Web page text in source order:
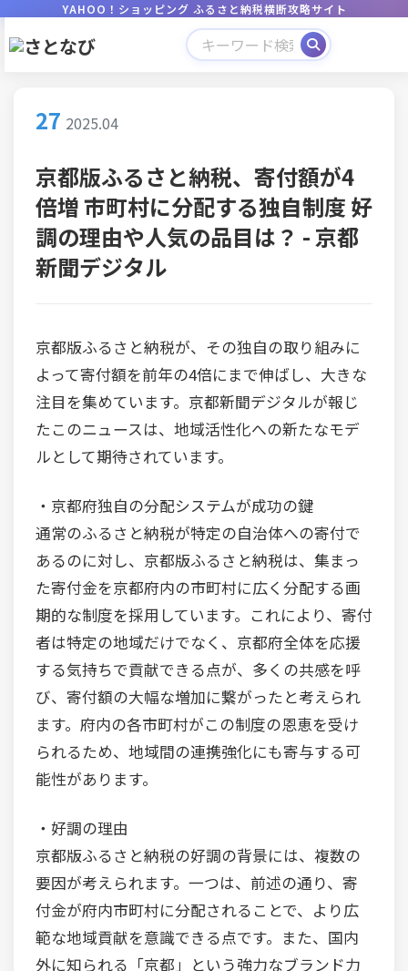
YAHOO！ショッピング ふるさと納税横断攻略サイト
27 2025.04
京都版ふるさと納税、寄付額が4
倍増 市町村に分配する独自制度 好
調の理由や人気の品目は？ - 京都
新聞デジタル
京都版ふるさと納税が、その独自の取り組みに
よって寄付額を前年の4倍にまで伸ばし、大きな
注目を集めています。京都新聞デジタルが報じ
たこのニュースは、地域活性化への新たなモデ
ルとして期待されています。
・京都府独自の分配システムが成功の鍵
通常のふるさと納税が特定の自治体への寄付で
あるのに対し、京都版ふるさと納税は、集まっ
た寄付金を京都府内の市町村に広く分配する画
期的な制度を採用しています。これにより、寄付
者は特定の地域だけでなく、京都府全体を応援
する気持ちで貢献できる点が、多くの共感を呼
び、寄付額の大幅な増加に繋がったと考えられ
ます。府内の各市町村がこの制度の恩恵を受け
られるため、地域間の連携強化にも寄与する可
能性があります。
・好調の理由
京都版ふるさと納税の好調の背景には、複数の
要因が考えられます。一つは、前述の通り、寄
付金が府内市町村に分配されることで、より広
範な地域貢献を意識できる点です。また、国内
外に知られる「京都」という強力なブランド力